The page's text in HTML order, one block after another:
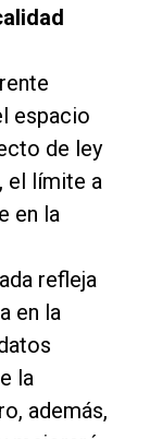
espacio
de ley
el límite a
en la
refleja
en la
la
además,